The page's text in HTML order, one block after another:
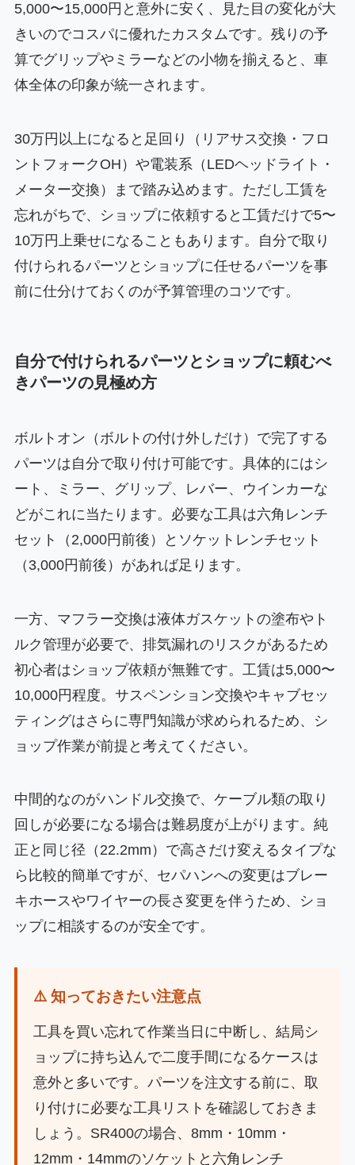
5,000〜15,000円と意外に安く、見た目の変化が大
きいのでコスパに優れたカスタムです。残りの予
算でグリップやミラーなどの小物を揃えると、車
体全体の印象が統一されます。
30万円以上になると足回り（リアサス交換・フロ
ントフォークOH）や電装系（LEDヘッドライト・
メーター交換）まで踏み込めます。ただし工賃を
忘れがちで、ショップに依頼すると工賃だけで5〜
10万円上乗せになることもあります。自分で取り
付けられるパーツとショップに任せるパーツを事
前に仕分けておくのが予算管理のコツです。
自分で付けられるパーツとショップに頼むべ
きパーツの見極め方
ボルトオン（ボルトの付け外しだけ）で完了する
パーツは自分で取り付け可能です。具体的にはシ
ート、ミラー、グリップ、レバー、ウインカーな
どがこれに当たります。必要な工具は六角レンチ
セット（2,000円前後）とソケットレンチセット
（3,000円前後）があれば足ります。
一方、マフラー交換は液体ガスケットの塗布やト
ルク管理が必要で、排気漏れのリスクがあるため
初心者はショップ依頼が無難です。工賃は5,000〜
10,000円程度。サスペンション交換やキャブセッ
ティングはさらに専門知識が求められるため、シ
ョップ作業が前提と考えてください。
中間的なのがハンドル交換で、ケーブル類の取り
回しが必要になる場合は難易度が上がります。純
正と同じ径（22.2mm）で高さだけ変えるタイプな
ら比較的簡単ですが、セパハンへの変更はブレー
キホースやワイヤーの長さ変更を伴うため、ショ
ップに相談するのが安全です。
⚠️ 知っておきたい注意点
工具を買い忘れて作業当日に中断し、結局シ
ョップに持ち込んで二度手間になるケースは
意外と多いです。パーツを注文する前に、取
り付けに必要な工具リストを確認しておきま
しょう。SR400の場合、8mm・10mm・
12mm・14mmのソケットと六角レンチ